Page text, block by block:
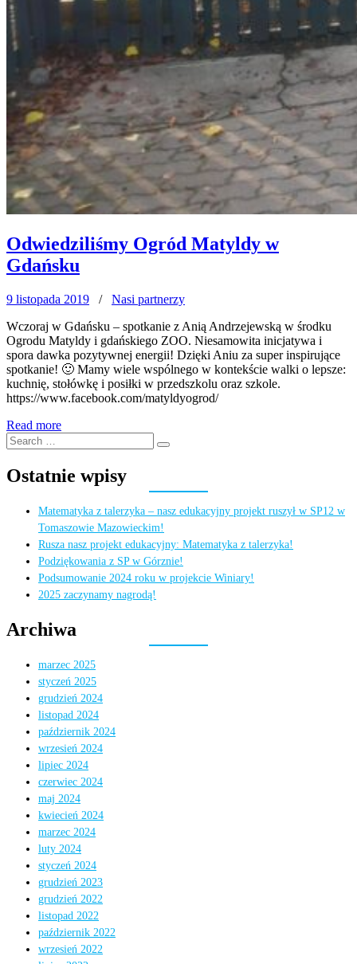
Odwiedziliśmy Ogród Matyldy w
Gdańsku
9 listopada 2019 / Nasi partnerzy
Wczoraj w Gdańsku – spotkanie z Anią Andrzejewską w środku
Ogrodu Matyldy i gdańskiego ZOO. Niesamowita inicjatywa i
spora dawka pozytywnej energii! Dzięki Aniu za super inspirujące
spotkanie! 🙂 Mamy wiele wspólnego w kontekście walki o lepsze:
kuchnię, stołówkę i posiłki w przedszkolu oraz szkole.
https://www.facebook.com/matyldyogrod/
Read more
Search
for:
Search
Ostatnie wpisy
Matematyka z talerzyka – nasz edukacyjny projekt ruszył w SP12 w
Tomaszowie Mazowieckim!
Rusza nasz projekt edukacyjny: Matematyka z talerzyka!
Podziękowania z SP w Górznie!
Podsumowanie 2024 roku w projekcie Winiary!
2025 zaczynamy nagrodą!
Archiwa
marzec 2025
styczeń 2025
grudzień 2024
listopad 2024
październik 2024
wrzesień 2024
lipiec 2024
czerwiec 2024
maj 2024
kwiecień 2024
marzec 2024
luty 2024
styczeń 2024
grudzień 2023
grudzień 2022
listopad 2022
październik 2022
wrzesień 2022